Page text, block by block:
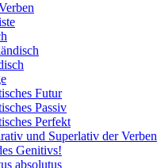
Futur
Passiv
Perfekt
und Superlativ der Verben
Genitivs!
absolutus